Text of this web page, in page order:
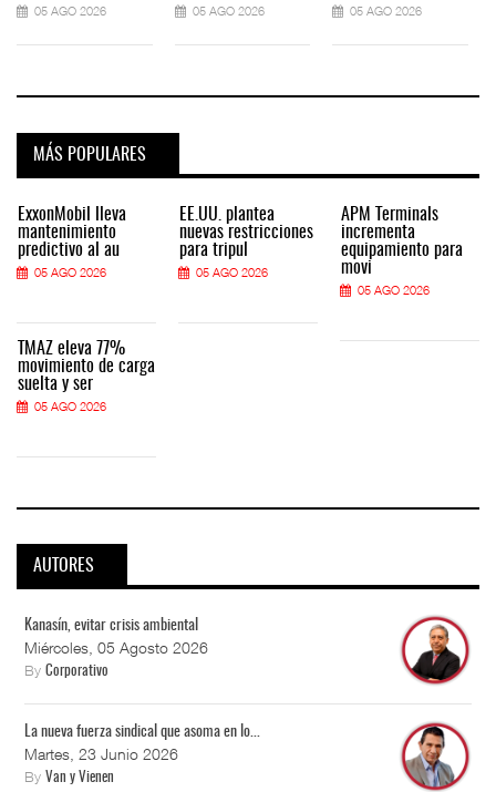
05 AGO 2026 05 AGO 2026 05 AGO 2026
MÁS POPULARES
ExxonMobil lleva
mantenimiento
predictivo al au
05 AGO 2026
TMAZ eleva 77%
movimiento de carga
suelta y ser
05 AGO 2026
EE.UU. plantea
nuevas restricciones
para tripul
05 AGO 2026
APM Terminals
incrementa
equipamiento para
movi
05 AGO 2026
AUTORES
Kanasín, evitar crisis ambiental
Miércoles, 05 Agosto 2026
By Corporativo
La nueva fuerza sindical que asoma en lo...
Martes, 23 Junio 2026
By Van y Vienen